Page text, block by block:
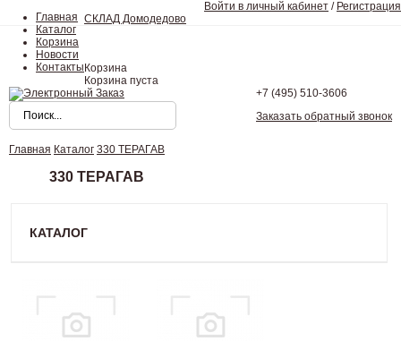
Главная
Каталог
Корзина
Новости
Контакты
Войти в личный кабинет / Регистрация
СКЛАД Домодедово
Корзина
Корзина пуста
+7 (495) 510-3606
Заказать обратный звонок
Главная Каталог 330 ТЕРАГАВ
330 ТЕРАГАВ
КАТАЛОГ